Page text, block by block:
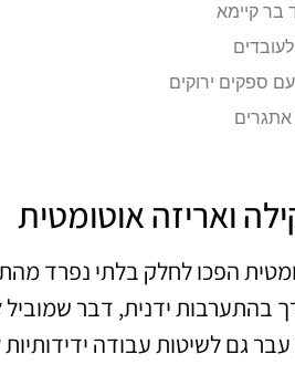
בר קיימא
ספקים ירוקים
ואריזה אוטומטית
הפכו לחלק בלתי נפרד
בהתערבות ידנית, דבר שמוביל
עבר גם לשיטות עבודה